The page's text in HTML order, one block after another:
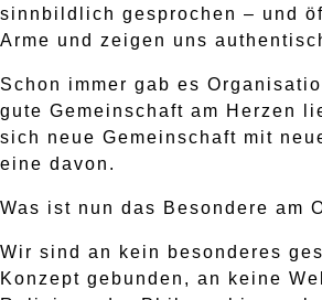
sinnbildlich gesprochen – und
Arme und zeigen uns
Schon immer gab es
gute Gemeinschaft am Herzen
sich neue Gemeinschaft mit
eine davon.
Was ist nun das Besondere am
Wir sind an kein besonderes
Konzept gebunden, an keine